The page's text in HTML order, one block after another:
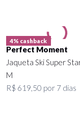
4% cashback
Perfect Moment
Jaqueta Ski Super
M
R$ 619,50 por 7 dias